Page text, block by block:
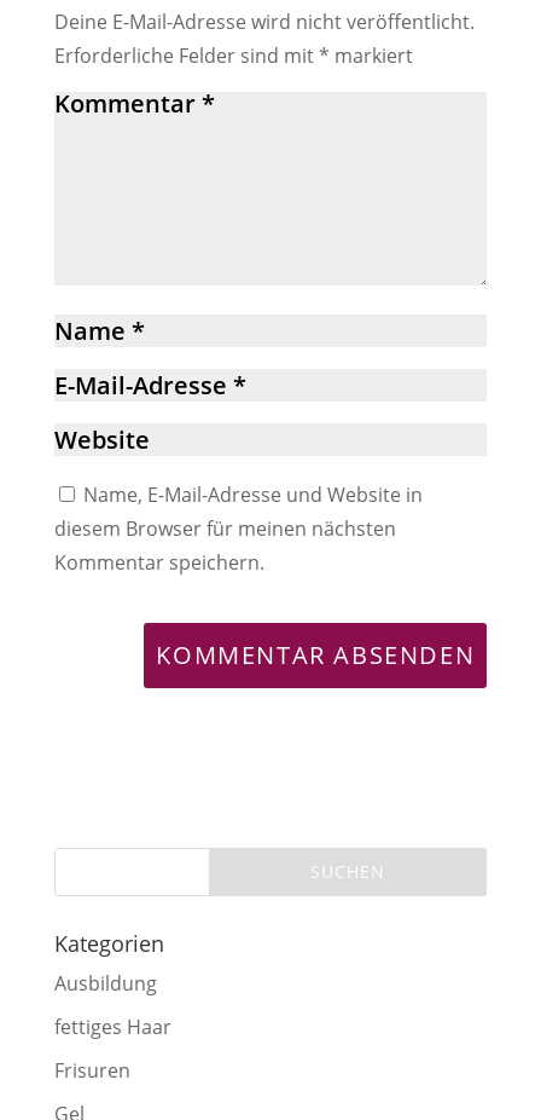
Deine E-Mail-Adresse wird nicht veröffentlicht.
Erforderliche Felder sind mit* markiert
Name, E-Mail-Adresse und Website in
diesem Browser für meinen nächsten
Kommentar speichern.
Kategorien
Ausbildung
fettiges Haar
Frisuren
Gel